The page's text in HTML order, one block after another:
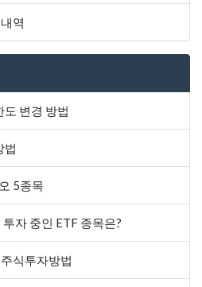
역
도 변경 방법
법
5종목
자 중인 ETF 종목은?
식투자방법